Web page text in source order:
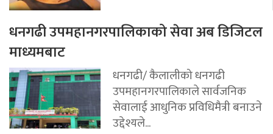
धनगढी उपमहानगरपालिकाको सेवा अब डिजिटल
माध्यमबाट
धनगढी/ कैलालीको धनगढी
उपमहानगरपालिकाले सार्वजनिक
सेवालाई आधुनिक प्रविधिमैत्री बनाउने
उद्देश्यले...